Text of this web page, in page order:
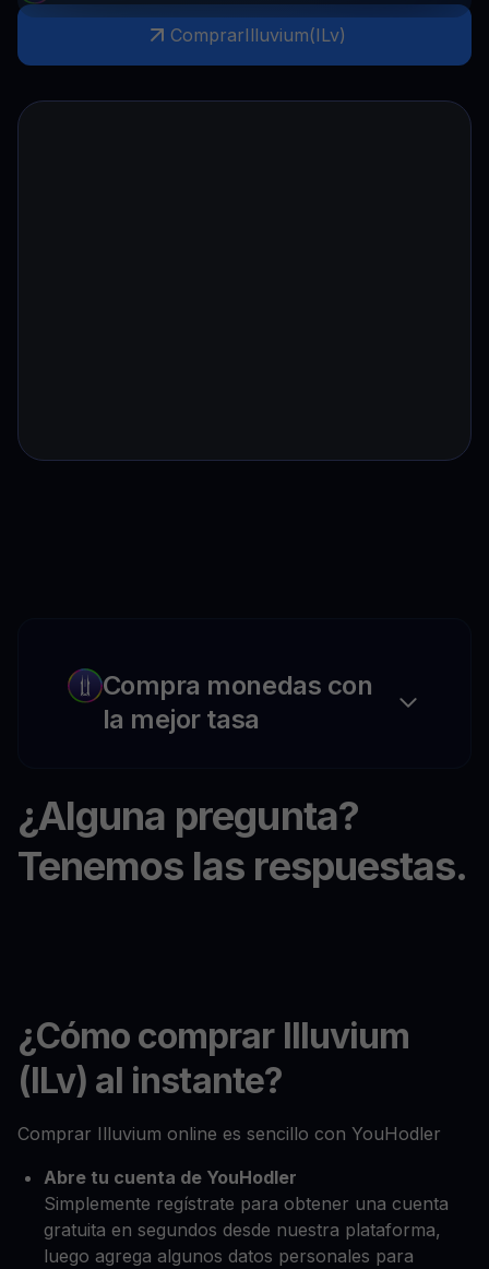
ComprarIlluvium(ILv)
Compra monedas con
la mejor tasa
¿Alguna pregunta?
Tenemos las respuestas.
¿Cómo comprar Illuvium
(ILv) al instante?
Comprar Illuvium online es sencillo con YouHodler
Abre tu cuenta de YouHodler
Simplemente regístrate para obtener una cuenta
gratuita en segundos desde nuestra plataforma,
luego agrega algunos datos personales para